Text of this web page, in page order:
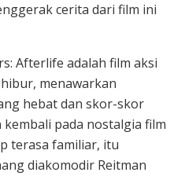
cerita dari film ini
Afterlife adalah film aksi
menawarkan
hebat dan skor-skor
pada nostalgia film
terasa familiar, itu
diakomodir Reitman